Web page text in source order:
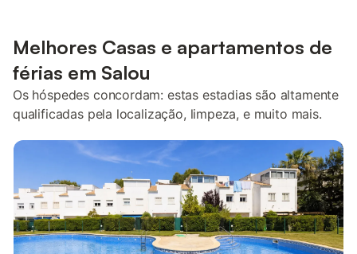
Melhores Casas e apartamentos de
férias em Salou
Os hóspedes concordam: estas estadias são altamente
qualificadas pela localização, limpeza, e muito mais.